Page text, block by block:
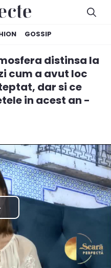
GOSSIP
distinsa la
cum a avut loc
dar si ce
in acest an -